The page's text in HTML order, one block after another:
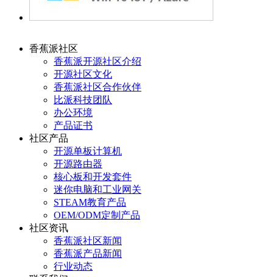
香蕉派社区
香蕉派开源社区介绍
开源社区文化
香蕉派社区合作伙伴
比派科技团队
办公环境
产品证书
社区产品
开源单板计算机
开源路由器
核心板和开发套件
迷你电脑和工业网关
STEAM教育产品
OEM/ODM定制产品
社区资讯
香蕉派社区新闻
香蕉派产品新闻
行业动态